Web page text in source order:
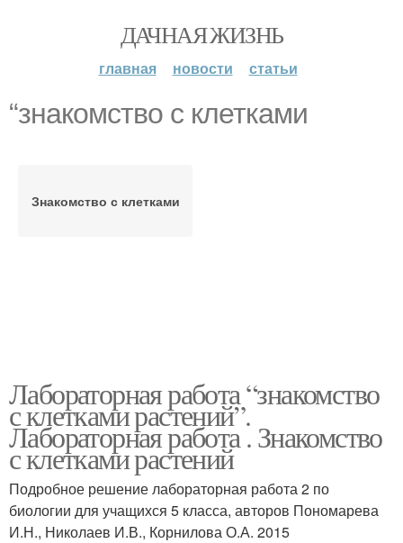
ДАЧНАЯ ЖИЗНЬ
главная новости статьи
“знакомство с клетками
Знакомство с клетками
Лабораторная работа “знакомство
с клетками растений”.
Лабораторная работа . Знакомство
с клетками растений
Подробное решение лабораторная работа 2 по
биологии для учащихся 5 класса, авторов Пономарева
И.Н., Николаев И.В., Корнилова О.А. 2015